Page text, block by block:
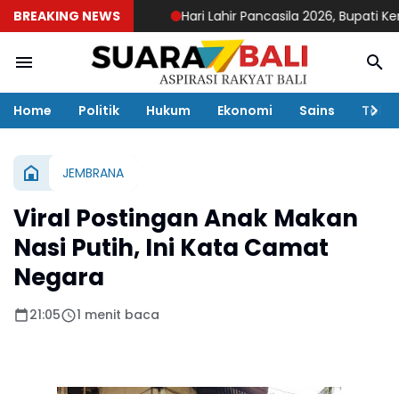
BREAKING NEWS Hari Lahir Pancasila 2026, Bupati
Home Politik Hukum Ekonomi Sains
JEMBRANA
Viral Postingan Anak Makan
Nasi Putih, Ini Kata Camat
Negara
21:05 1 menit baca